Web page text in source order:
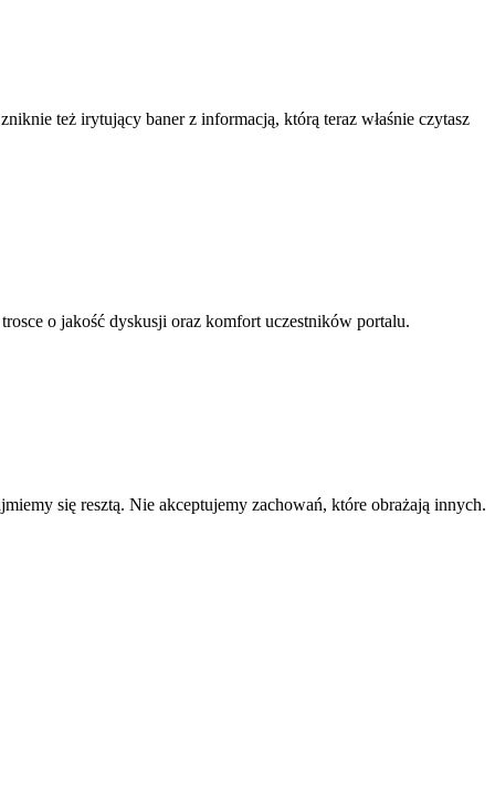
też irytujący baner z informacją, którą teraz właśnie czytasz
o jakość dyskusji oraz komfort uczestników portalu.
się resztą. Nie akceptujemy zachowań, które obrażają innych.